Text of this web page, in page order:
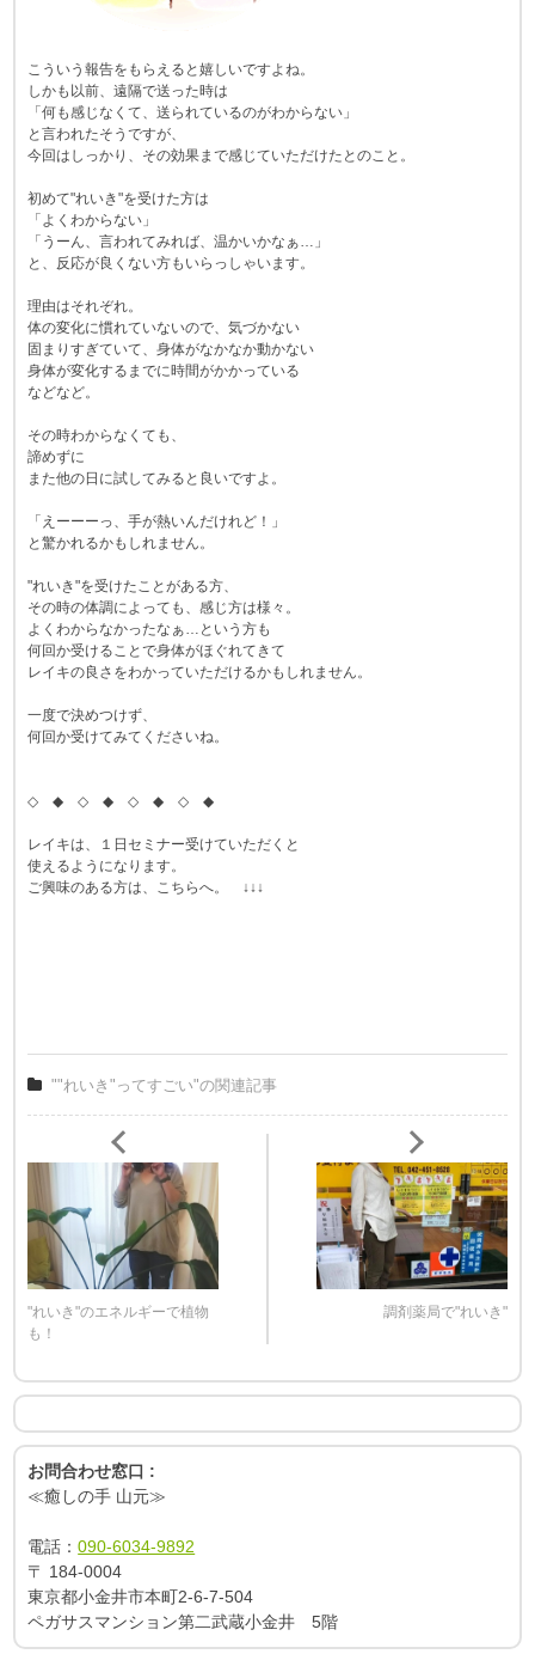
こういう報告をもらえると嬉しいですよね。
しかも以前、遠隔で送った時は
「何も感じなくて、送られているのがわからない」
と言われたそうですが、
今回はしっかり、その効果まで感じていただけたとのこと。
初めて"れいき"を受けた方は
「よくわからない」
「うーん、言われてみれば、温かいかなぁ…」
と、反応が良くない方もいらっしゃいます。
理由はそれぞれ。
体の変化に慣れていないので、気づかない
固まりすぎていて、身体がなかなか動かない
身体が変化するまでに時間がかかっている
などなど。
その時わからなくても、
諦めずに
また他の日に試してみると良いですよ。
「えーーーっ、手が熱いんだけれど！」
と驚かれるかもしれません。
"れいき"を受けたことがある方、
その時の体調によっても、感じ方は様々。
よくわからなかったなぁ…という方も
何回か受けることで身体がほぐれてきて
レイキの良さをわかっていただけるかもしれません。
一度で決めつけず、
何回か受けてみてくださいね。
◇ ◆ ◇ ◆ ◇ ◆ ◇ ◆
レイキは、１日セミナー受けていただくと
使えるようになります。
ご興味のある方は、こちらへ。 ↓↓↓
""れいき"ってすごい"の関連記事
"れいき"のエネルギーで植物
も！
調剤薬局で"れいき"
お問合わせ窓口 :
≪癒しの手 山元≫
電話：090-6034-9892
〒 184-0004
東京都小金井市本町2-6-7-504
ペガサスマンション第二武蔵小金井 5階